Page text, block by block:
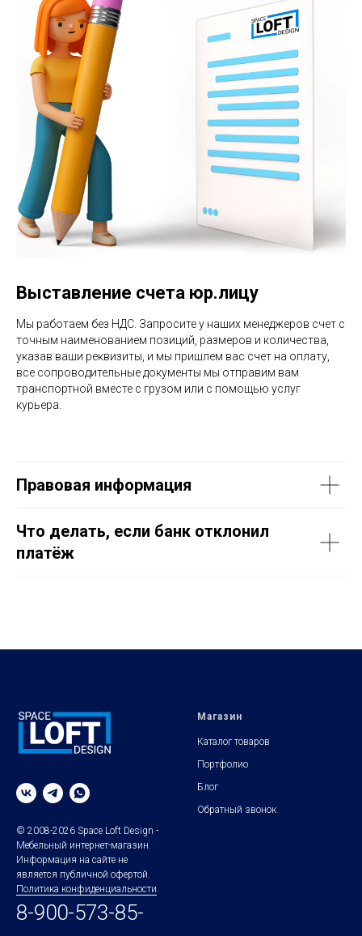
Выставление счета юр.лицу
Мы работаем без НДС. Запросите у наших менеджеров счет с
точным наименованием позиций, размеров и количества,
указав ваши реквизиты, и мы пришлем вас счет на оплату,
все сопроводительные документы мы отправим вам
транспортной вместе с грузом или с помощью услуг
курьера.
Правовая информация
Что делать, если банк отклонил
платёж
© 2008-2026 Space Loft Design -
Мебельный интернет-магазин.
Информация на сайте не
является публичной офертой.
Политика конфиденциальности
8-900-573-85-
Магазин
Каталог товаров
Портфолио
Блог
Обратный звонок